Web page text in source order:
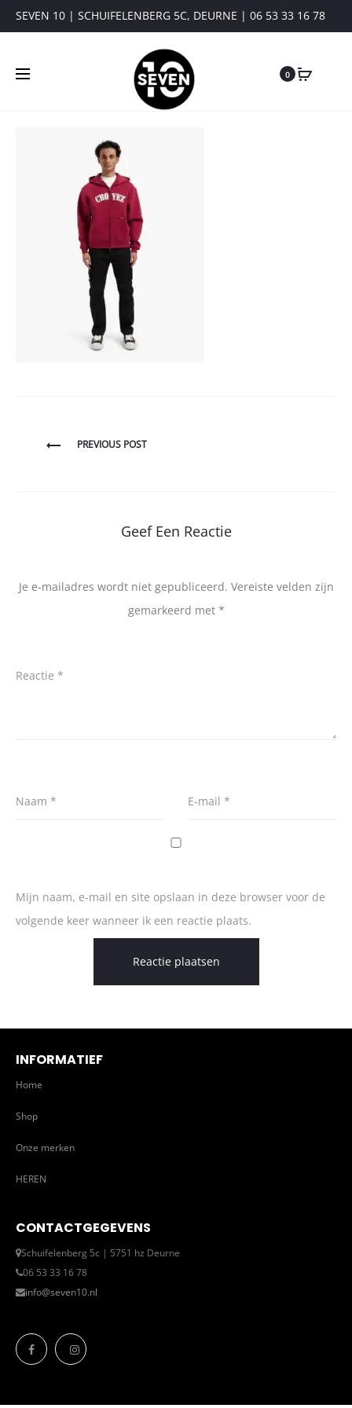
SEVEN 10 | SCHUIFELENBERG 5C, DEURNE | 06 53 33 16 78
0
BerichtPREVIOUS POST
Geef Een Reactie
Je e-mailadres wordt niet gepubliceerd. Vereiste velden zijn
gemarkeerd met *
Reactie *
Naam * E-mail *
Mijn naam, e-mail en site opslaan in deze browser voor de
volgende keer wanneer ik een reactie plaats.
INFORMATIEF
Home
Shop
Onze merken
HEREN
CONTACTGEGEVENS
Schuifelenberg 5c | 5751 hz Deurne
06 53 33 16 78
info@seven10.nl